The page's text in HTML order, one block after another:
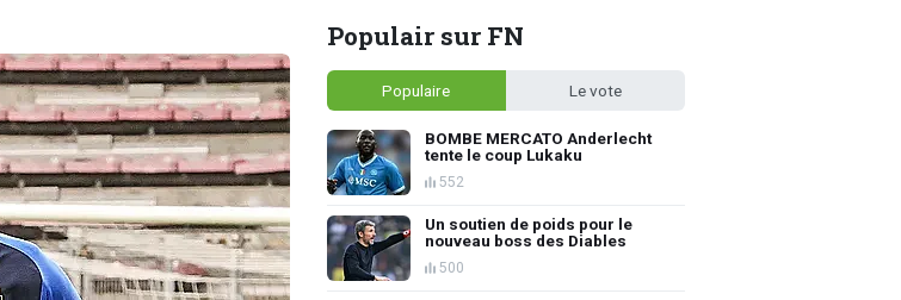
Populair sur FN
Populaire Le vote
BOMBE MERCATO Anderlecht
tente le coup Lukaku
552
Un soutien de poids pour le
nouveau boss des Diables
500